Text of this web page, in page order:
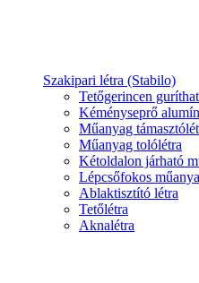
Szakipari létra (Stabilo)
Tetőgerincen
Kéményseprő
Műanyag
Műanyag tolólétra
Kétoldalon járható
Lépcsőfokos
Ablaktisztító létra
Tetőlétra
Aknalétra